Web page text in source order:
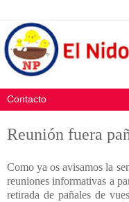
Reunión fuera
Como ya os avisamos la
reuniones informativas a
retirada de pañales de